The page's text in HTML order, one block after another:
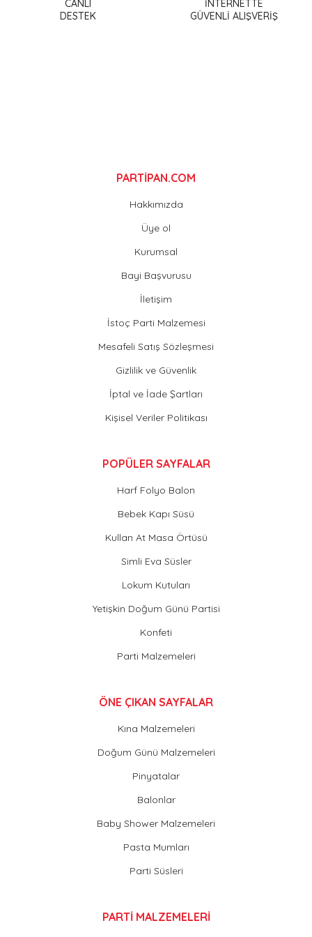
Ürün bilgilerinde hatalar bulunuyor.
CANLI
DESTEK
İNTERNETTE
GÜVENLİ ALIŞVERİŞ
PARTİPAN.COM
Hakkımızda
Üye ol
Kurumsal
Bayi Başvurusu
İletişim
İstoç Parti Malzemesi
Mesafeli Satış Sözleşmesi
Gizlilik ve Güvenlik
İptal ve İade Şartları
Kişisel Veriler Politikası
POPÜLER SAYFALAR
Harf Folyo Balon
Bebek Kapı Süsü
Kullan At Masa Örtüsü
Simli Eva Süsler
Lokum Kutuları
Yetişkin Doğum Günü Partisi
Konfeti
Parti Malzemeleri
ÖNE ÇIKAN SAYFALAR
Kına Malzemeleri
Doğum Günü Malzemeleri
Pinyatalar
Balonlar
Baby Shower Malzemeleri
Pasta Mumları
Parti Süsleri
PARTİ MALZEMELERİ